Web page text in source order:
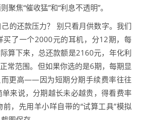
聚焦“催收猛”和“利息不透明”。
的还款压力？ 别只看月供数字。我们
买了一个2000元的耳机，分12期，每
算下来，总还款额是2160元，年化利
常范围。但如果你选的是6期，每期显
更高——因为短期分期手续费率往往
来说，分期越长未必越贵，得看费率
，先用羊小咩自带的“试算工具”模拟